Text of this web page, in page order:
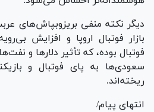
دیگر نکته منفی بریزوبپاش‌های
بازار فوتبال اروپا و افزایش
فوتبال بوده، که تأثیر دلارها و
سعودی‌ها به پای فوتبال و
ریخته‌اند.
انتهای پیام/